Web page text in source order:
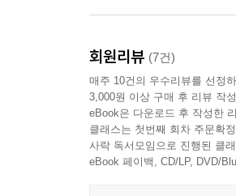
· 식민지화가 낳은 지방 중
· 양적 완화가 쏘아올린 부
· 수십 배 벌어진 자산 격
· 태어난 지역이 계급을 결
· 부모 세대의 노후 빈곤이
· 텅 빈 미분양 무덤과 자
아이를 키우는 부모에게
먼저 바꿔야 하는지 묻는
『왜 청년은 지방을 탈출
있는가. 이 질문에 답하
방향을 바꾸고 있는 국가
회원리뷰 (7건)
매주 10건의 우수리뷰를 선정
3,000원 이상 구매 후 리뷰 작
eBook은 다운로드 후 작성한
클래스는 첫번째 회차 주문확
사락 독서모임으로 진행된 클
eBook 페이백, CD/LP, DVD/